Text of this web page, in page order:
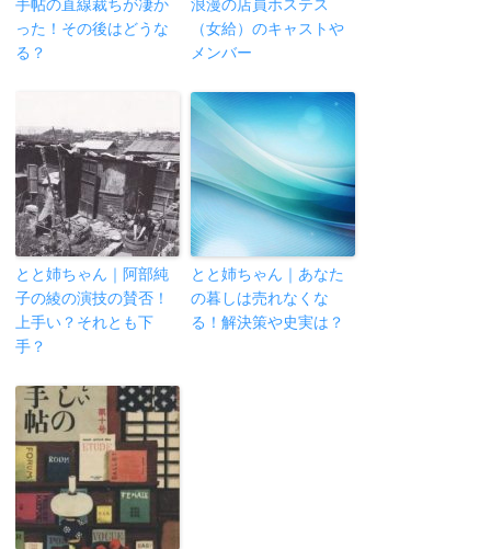
手帖の直線裁ちが凄か
った！その後はどうな
る？
浪漫の店員ホステス
（女給）のキャストや
メンバー
とと姉ちゃん｜阿部純
子の綾の演技の賛否！
上手い？それとも下
手？
とと姉ちゃん｜あなた
の暮しは売れなくな
る！解決策や史実は？